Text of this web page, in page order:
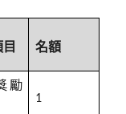
名額
勵
1